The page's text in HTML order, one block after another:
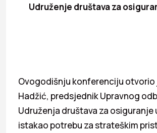
Udruženje društava za
Ovogodišnju konferenciju otvorio
Hadžić, predsjednik Upravnog
Udruženja društava za osiguranje
istakao potrebu za strateškim